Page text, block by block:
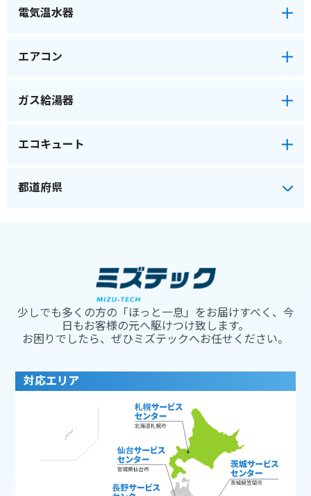
電気温水器
エアコン
ガス給湯器
エコキュート
少しでも多くの方の「ほっと一息」をお届けすべく、今
日もお客様の元へ駆けつけ致します。
お困りでしたら、ぜひミズテックへお任せください。
対応エリア